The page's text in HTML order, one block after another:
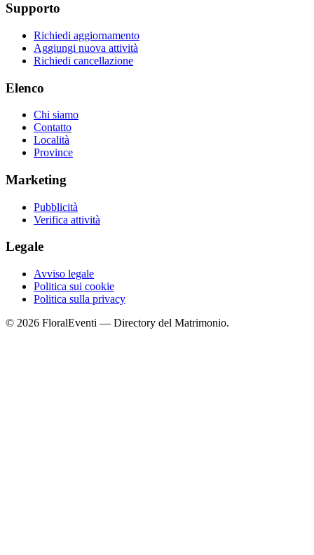
Supporto
Richiedi aggiornamento
Aggiungi nuova attività
Richiedi cancellazione
Elenco
Chi siamo
Contatto
Località
Province
Marketing
Pubblicità
Verifica attività
Legale
Avviso legale
Politica sui cookie
Politica sulla privacy
© 2026 FloralEventi — Directory del Matrimonio.